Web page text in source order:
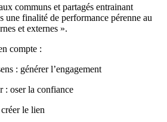
communs et partagés entrainant
une finalité de performance pérenne au
et externes ».
compte :
: générer l’engagement
: oser la confiance
le lien